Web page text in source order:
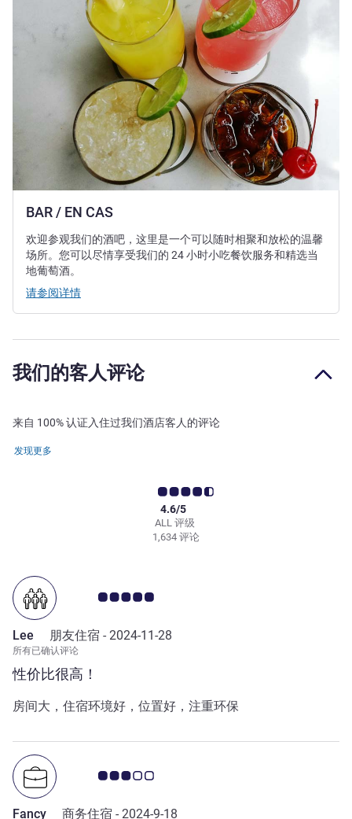
BAR / EN CAS
欢迎参观我们的酒吧，这里是一个可以随时相聚和放松的温馨
场所。您可以尽情享受我们的 24 小时小吃餐饮服务和精选当
地葡萄酒。
请参阅详情
我们的客人评论
来自 100% 认证入住过我们酒店客人的评论
发现更多
ALL 评级
4.6/5
1,634 评论
性价比很高！
客户意见评级 5.0/5
Lee 朋友住宿 - 2024-11-28
所有已确认评论
房间大，住宿环境好，位置好，注重环保
客户意见评级 3.0/5
Fancy 商务住宿 - 2024-9-18